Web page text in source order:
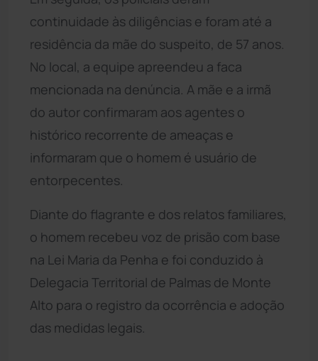
continuidade às diligências e foram até a
residência da mãe do suspeito, de 57 anos.
No local, a equipe apreendeu a faca
mencionada na denúncia. A mãe e a irmã
do autor confirmaram aos agentes o
histórico recorrente de ameaças e
informaram que o homem é usuário de
entorpecentes.
Diante do flagrante e dos relatos familiares,
o homem recebeu voz de prisão com base
na Lei Maria da Penha e foi conduzido à
Delegacia Territorial de Palmas de Monte
Alto para o registro da ocorrência e adoção
das medidas legais.